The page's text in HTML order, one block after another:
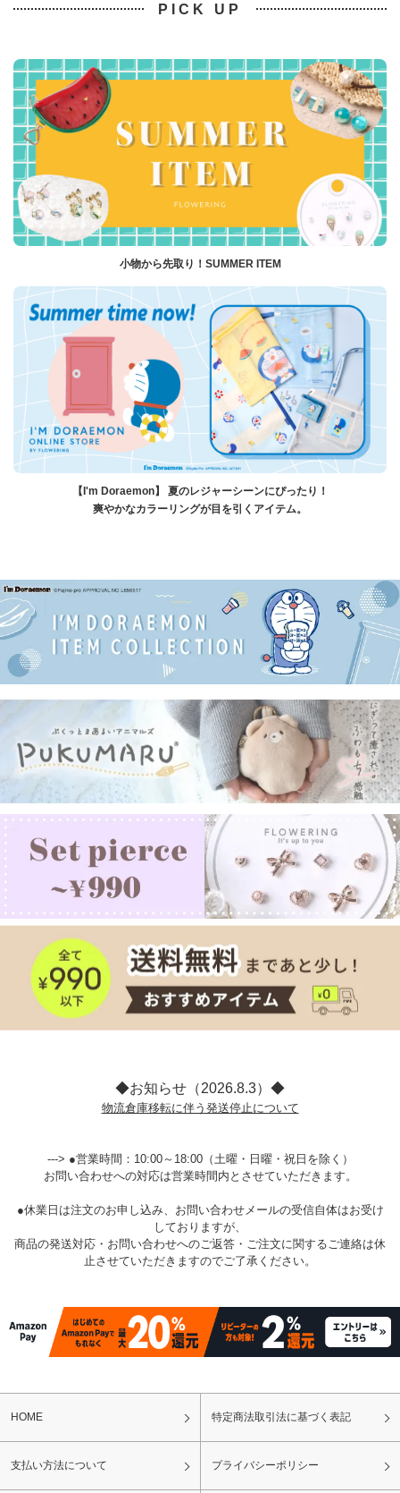
PICK UP
小物から先取り！SUMMER ITEM
【I'm Doraemon】 夏のレジャーシーンにぴったり！
爽やかなカラーリングが目を引くアイテム。
◆お知らせ（2026.8.3）◆
物流倉庫移転に伴う発送停止について
---> ●営業時間：10:00～18:00（土曜・日曜・祝日を除く）
お問い合わせへの対応は営業時間内とさせていただきます。
●休業日は注文のお申し込み、お問い合わせメールの受信自体はお受け
しておりますが、
商品の発送対応・お問い合わせへのご返答・ご注文に関するご連絡は休
止させていただきますのでご了承ください。
HOME 特定商法取引法に基づく表記
支払い方法について プライバシーポリシー